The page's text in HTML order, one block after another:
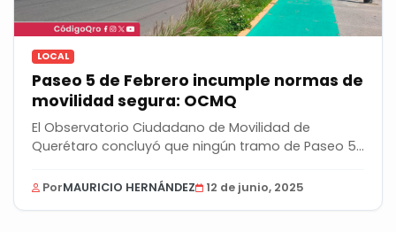
LOCAL
Paseo 5 de Febrero incumple normas de
movilidad segura: OCMQ
El Observatorio Ciudadano de Movilidad de
Querétaro concluyó que ningún tramo de Paseo 5
PorMAURICIO HERNÁNDEZ 12 de junio, 2025